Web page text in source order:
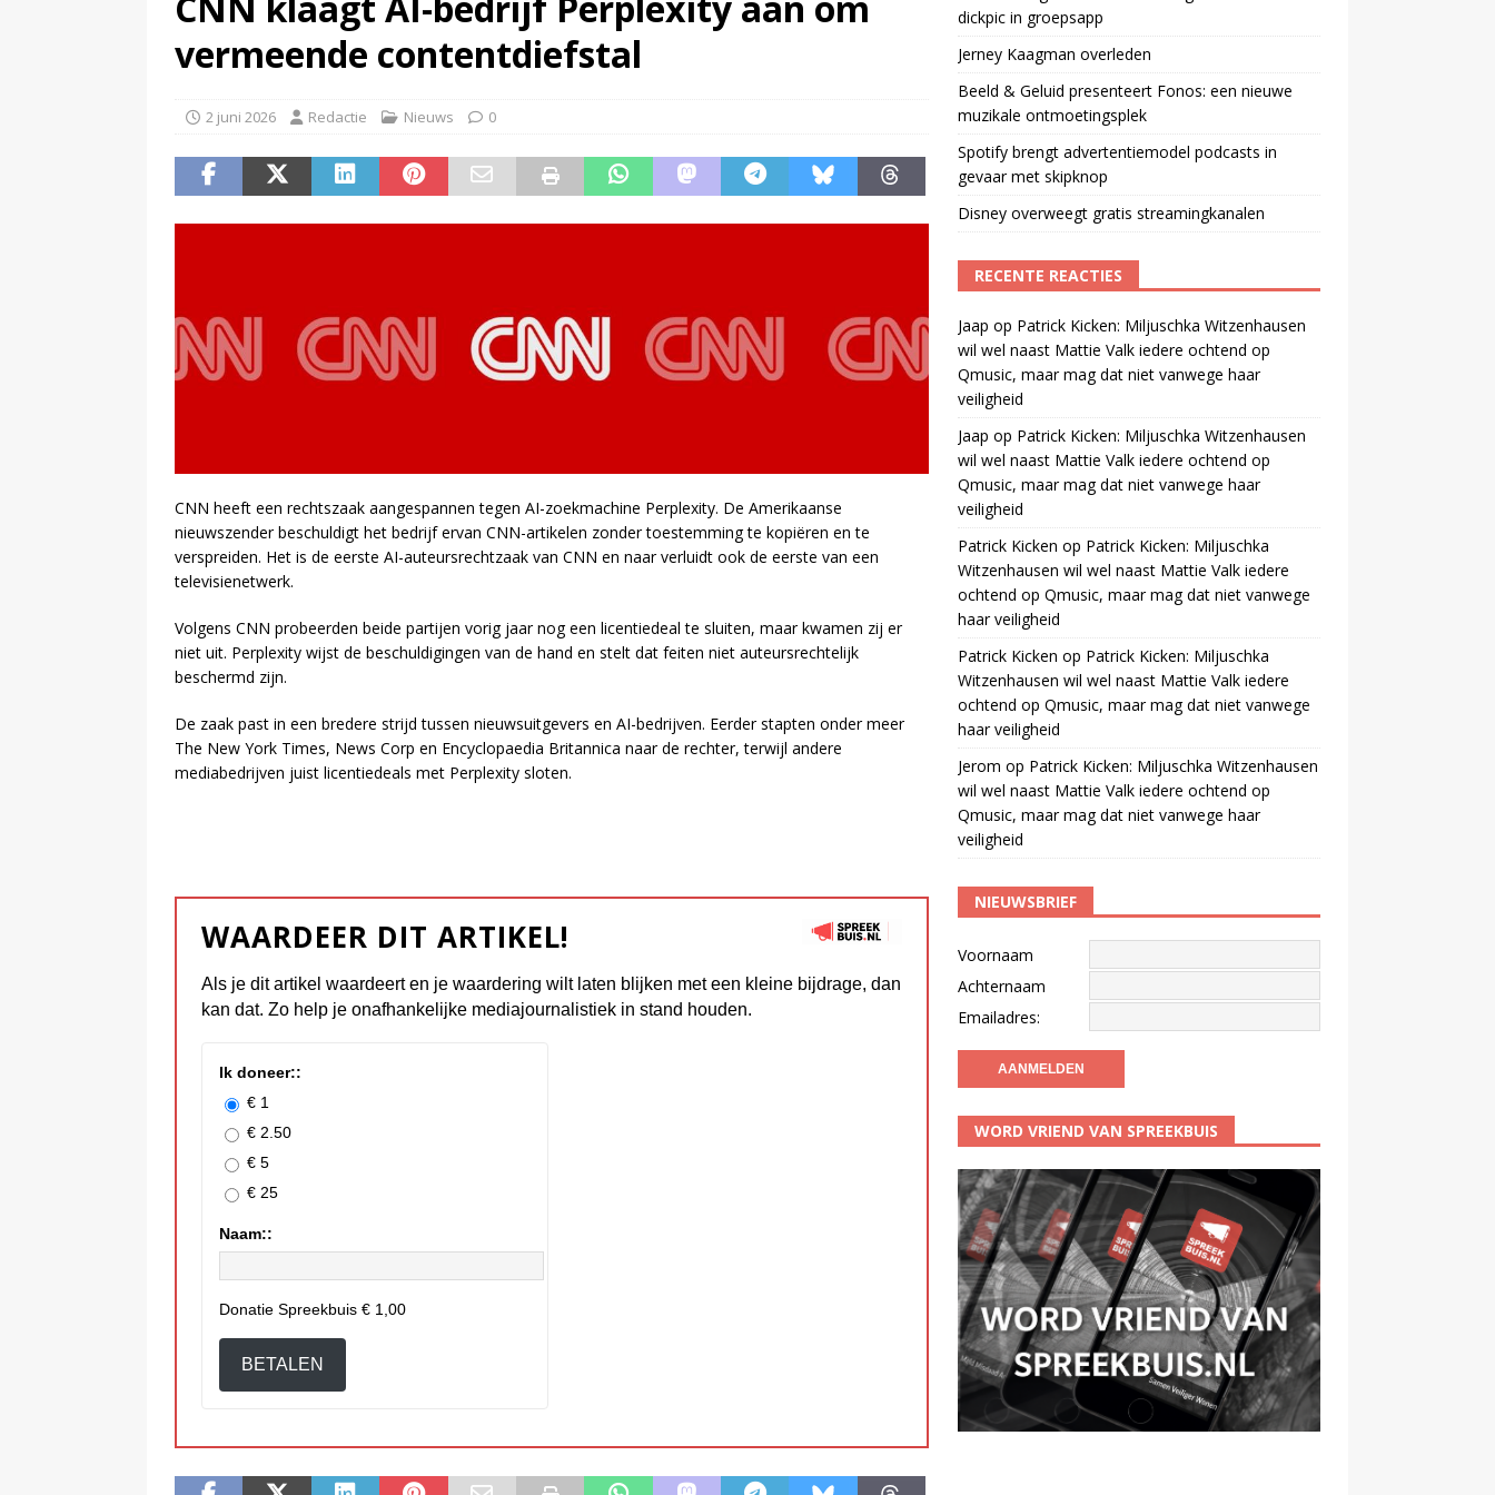
NPO-manager Menno de Boer geschorst na dickpic in groepsapp
vermeende contentdiefstal
2 juni 2026 Redactie Nieuws 0
CNN heeft een rechtszaak aangespannen tegen AI-zoekmachine Perplexity. De Amerikaanse
nieuwszender beschuldigt het bedrijf ervan CNN-artikelen zonder toestemming te kopiëren en te
verspreiden. Het is de eerste AI-auteursrechtzaak van CNN en naar verluidt ook de eerste van een
televisienetwerk.
Volgens CNN probeerden beide partijen vorig jaar nog een licentiedeal te sluiten, maar kwamen zij er
niet uit. Perplexity wijst de beschuldigingen van de hand en stelt dat feiten niet auteursrechtelijk
beschermd zijn.
De zaak past in een bredere strijd tussen nieuwsuitgevers en AI-bedrijven. Eerder stapten onder meer
The New York Times, News Corp en Encyclopaedia Britannica naar de rechter, terwijl andere
mediabedrijven juist licentiedeals met Perplexity sloten.
WAARDEER DIT ARTIKEL!
Als je dit artikel waardeert en je waardering wilt laten blijken met een kleine bijdrage, dan
kan dat. Zo help je onafhankelijke mediajournalistiek in stand houden.
Ik doneer::
€ 1
€ 2.50
€ 5
€ 25
Naam::
Donatie Spreekbuis € 1,00
BETALEN
dickpic in groepsapp
Jerney Kaagman overleden
Beeld & Geluid presenteert Fonos: een nieuwe
muzikale ontmoetingsplek
Spotify brengt advertentiemodel podcasts in
gevaar met skipknop
Disney overweegt gratis streamingkanalen
RECENTE REACTIES
Jaap op Patrick Kicken: Miljuschka Witzenhausen
wil wel naast Mattie Valk iedere ochtend op
Qmusic, maar mag dat niet vanwege haar
veiligheid
Jaap op Patrick Kicken: Miljuschka Witzenhausen
wil wel naast Mattie Valk iedere ochtend op
Qmusic, maar mag dat niet vanwege haar
veiligheid
Patrick Kicken op Patrick Kicken: Miljuschka
Witzenhausen wil wel naast Mattie Valk iedere
ochtend op Qmusic, maar mag dat niet vanwege
haar veiligheid
Patrick Kicken op Patrick Kicken: Miljuschka
Witzenhausen wil wel naast Mattie Valk iedere
ochtend op Qmusic, maar mag dat niet vanwege
haar veiligheid
Jerom op Patrick Kicken: Miljuschka Witzenhausen
wil wel naast Mattie Valk iedere ochtend op
Qmusic, maar mag dat niet vanwege haar
veiligheid
NIEUWSBRIEF
Voornaam
Achternaam
Emailadres:
WORD VRIEND VAN SPREEKBUIS